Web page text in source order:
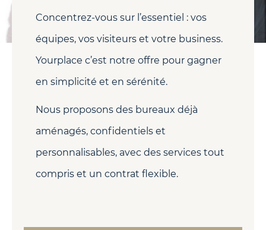
Concentrez-vous sur l’essentiel : vos
équipes, vos visiteurs et votre business.
Yourplace c’est notre offre pour gagner
en simplicité et en sérénité.
Nous proposons des bureaux déjà
aménagés, confidentiels et
personnalisables, avec des services tout
compris et un contrat flexible.